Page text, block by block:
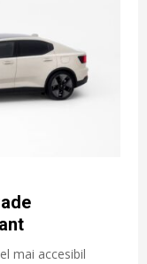
mai accesibil